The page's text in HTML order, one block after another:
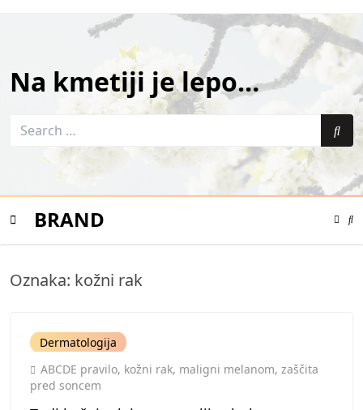
Na kmetiji je lepo…
Search
Toggle
BRAND
Color
Oznaka: kožni rak
Dermatologija
ABCDE pravilo, kožni rak, maligni melanom, zaščita
pred soncem